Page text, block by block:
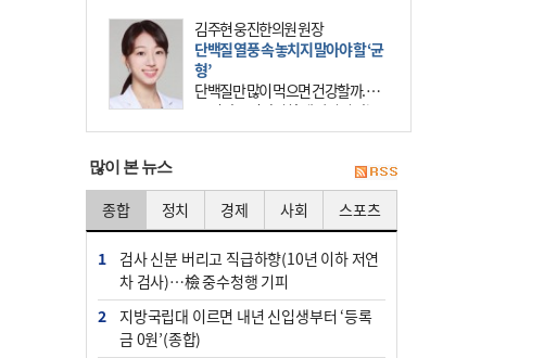
김주현 웅진한의원 원장
단백질 열풍 속 놓치지 말아야 할 ‘균
형’
단백질만 많이 먹으면 건강할까. 요
즘 건강을 이야기할 때 빠지지 않는
키워드가 단백질이다. 헬스장을 다니
많이 본 뉴스
종합 정치 경제 사회 스포츠
1
검사 신분 버리고 직급하향(10년 이하 저연
차 검사)…檢 중수청행 기피
2
지방국립대 이르면 내년 신입생부터 ‘등록
금 0원’(종합)